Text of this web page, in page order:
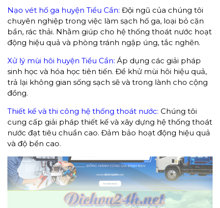
Nạo vét hố ga huyện Tiểu Cần: Đội ngũ của chúng tôi
chuyên nghiệp trong việc làm sạch hố ga, loại bỏ cặn
bẩn, rác thải. Nhằm giúp cho hệ thống thoát nước hoạt
động hiệu quả và phòng tránh ngập úng, tắc nghẽn.
Xử lý mùi hôi huyện Tiểu Cần: Áp dụng các giải pháp
sinh học và hóa học tiên tiến. Để khử mùi hôi hiệu quả,
trả lại không gian sống sạch sẽ và trong lành cho cộng
đồng.
Thiết kế và thi công hệ thống thoát nước: Chúng tôi
cung cấp giải pháp thiết kế và xây dựng hệ thống thoát
nước đạt tiêu chuẩn cao. Đảm bảo hoạt động hiệu quả
và độ bền cao.